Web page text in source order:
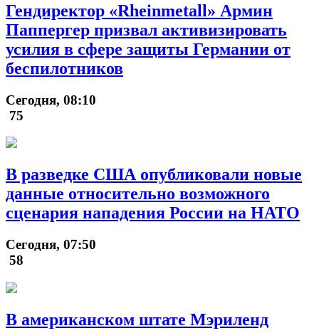
Гендиректор «Rheinmetall» Армин
Паппергер призвал активизировать
усилия в сфере защиты Германии от
беспилотников
Сегодня, 08:10
75
В разведке США опубликовали новые
данные относительно возможного
сценария нападения России на НАТО
Сегодня, 07:50
58
В американском штате Мэриленд